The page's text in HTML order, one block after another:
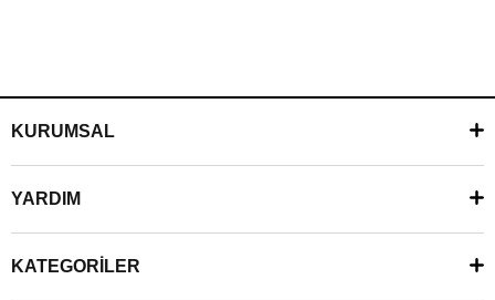
KURUMSAL
YARDIM
KATEGORİLER